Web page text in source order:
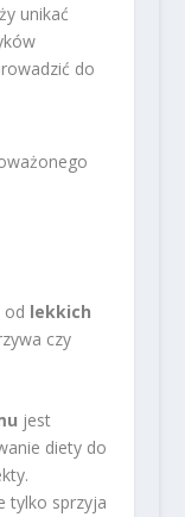
unikać
do
od lekkich
czy
jest
diety do
tylko sprzyja